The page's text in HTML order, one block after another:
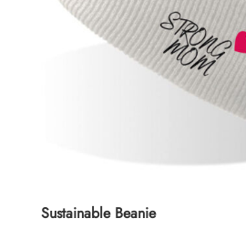
Sustainable Beanie